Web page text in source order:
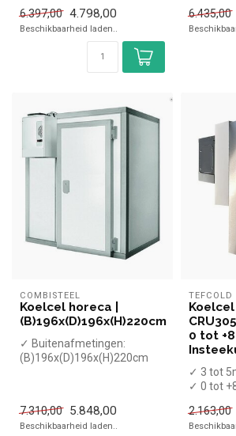
(B)203x(D)203x(H)...
6.397,00 4.798,00
Beschikbaarheid laden..
6.435,00
COMBISTEEL
Koelcel horeca |
(B)196x(D)196x(H)220cm
✓ Buitenafmetingen:
(B)196x(D)196x(H)220cm
7.310,00
5.848,00
Beschikbaarheid laden..
TEFCOLD
0 tot +8
✓ 3 tot
✓ 0 tot
✓ 830
✓
2.163,00